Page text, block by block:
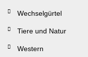
Wechselgürtel
Tiere und Natur
Western